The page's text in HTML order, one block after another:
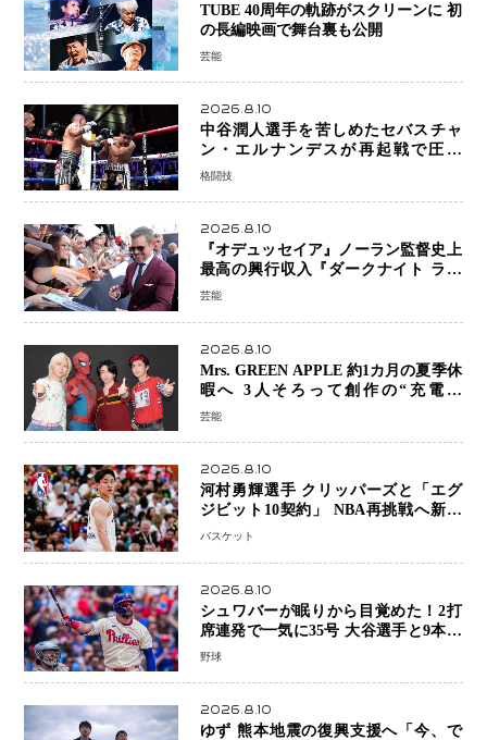
TUBE 40周年の軌跡がスクリーンに 初
の長編映画で舞台裏も公開
芸能
2026.8.10
中谷潤人選手を苦しめたセバスチャ
ン・エルナンデスが再起戦で圧巻
KO 2回で相手を沈める…次戦は亀田
格闘技
2026.8.10
『オデュッセイア』ノーラン監督史上
最高の興行収入『ダークナイト ライ
ジング』超え、世界で11億ドル突破
芸能
2026.8.10
Mrs. GREEN APPLE 約1カ月の夏季休
暇へ 3人そろって創作の“充電期
間”「自分らしいインプットを」
芸能
2026.8.10
河村勇輝選手 クリッパーズと「エグ
ジビット10契約」 NBA再挑戦へ新た
な一歩、八村塁選手との共闘にも期待
バスケット
2026.8.10
シュワバーが眠りから目覚めた！2打
席連発で一気に35号 大谷選手と9本差
に 本塁打王争いで単独トップ浮上
野球
2026.8.10
ゆず 熊本地震の復興支援へ「今、で